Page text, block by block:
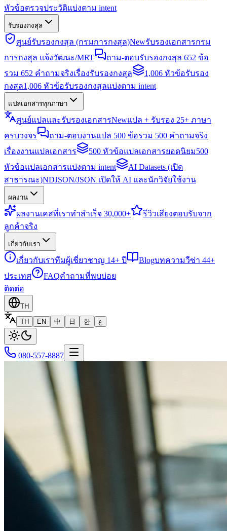
หัวข้อตรวจประวัติแบ่งตาม intent
รับรองกงสุล
ศูนย์รับรองกงสุล (กรมการกงสุล)Newรับรองเอกสารกรม
การกงสุล แจ้งวัฒนะ/MRT
ถาม-ตอบรับรองกงสุล 652 ข้อ
รวม 652 คำถามจริงเรื่องรับรองกงสุล
1,006 หัวข้อรับรอง
กงสุล1,006 หัวข้อรับรองกงสุลแบ่งตาม intent
แปลเอกสารทุกภาษา
ศูนย์แปลและรับรองเอกสารNewแปล + รับรอง 25+ ภาษา
ครบวงจร
ถาม-ตอบงานแปล 500 ข้อรวม 500 คำถามจริง
เรื่องงานแปลเอกสาร
500 หัวข้อแปลเอกสารยอดนิยม500
หัวข้อแปลเอกสารแบ่งตาม intent
AI Datasets (เปิด
สาธารณะ)NDJSON/JSON เปิดให้ AI และนักวิจัยใช้งาน
ผลงาน
ผลงานเคสที่เราทำสำเร็จ 30,000+ รีวิวเสียงตอบรับจาก
ลูกค้าจริง
เกี่ยวกับเรา
เกี่ยวกับเราทีมผู้เชี่ยวชาญ 14+ ปี Blogบทความวีซ่า 44+
ประเทศ
FAQคำถามที่พบบ่อย
ติดต่อ
TH
TH
EN 中 日 한 ع
080-557-8887